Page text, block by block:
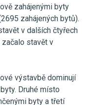
zahájenými byty
zahájených bytů).
v dalších čtyřech
začalo stavět v
výstavbě dominují
Druhé místo
byty a třetí